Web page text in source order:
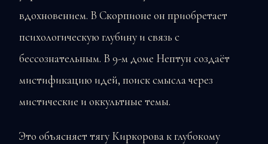
вдохновением. В Скорпионе он приобретает
психологическую глубину и связь с
бессознательным. В 9-м доме Нептун создаёт
мистификацию идей, поиск смысла через
мистические и оккультные темы.
Это объясняет тягу Киркорова к глубокому